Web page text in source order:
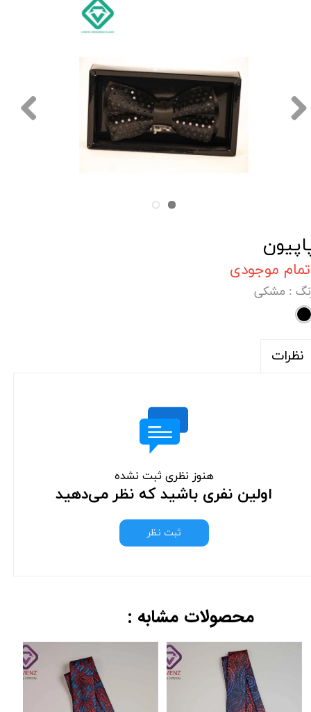
موجودی
: مشکی
نظرات
هنوز نظری ثبت نشده
اولین نفری باشید که نظر می‌دهید
ثبت نظر
محصولات مشابه :